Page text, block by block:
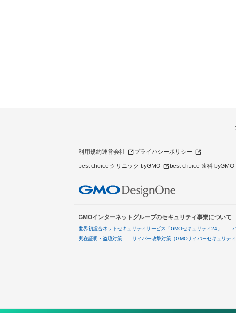
利用規約運営会社 プライバシーポリシー
best choice クリニック byGMO best choice 歯科 byGMO
GMOインターネットグループのセキュリティ事業について
世界初総合ネットセキュリティサービス「GMOセキュリティ24」
実在証明・盗聴対策 サイバー攻撃対策（GMOサイバーセキュリティ